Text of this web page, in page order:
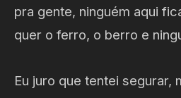
pra gente, ninguém aqui
quer o ferro, o berro e
Eu juro que tentei segurar,